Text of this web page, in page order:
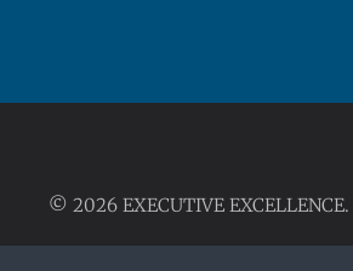
© 2026 EXECUTIVE EXCELLENCE.